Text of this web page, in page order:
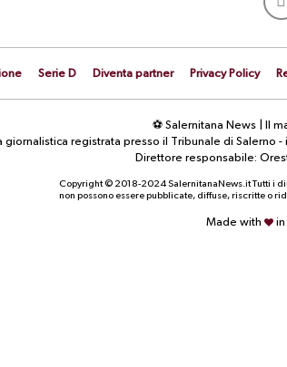
Serie D Diventa partner Privacy Policy
⚽ Salernitana News | Il
giornalistica registrata presso il Tribunale di
Direttore responsabile:
Copyright © 2018-2024 SalernitanaNews.it Tutti i
non possono essere pubblicate, diffuse, riscritte o
Made with in